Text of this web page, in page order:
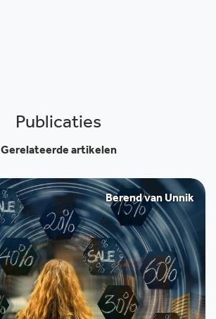
Publicaties
Gerelateerde artikelen
Berend van Unnik